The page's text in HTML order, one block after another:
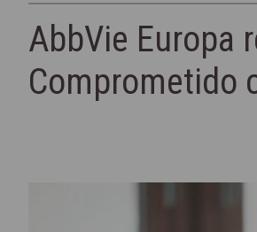
AbbVie Europa
Comprometido